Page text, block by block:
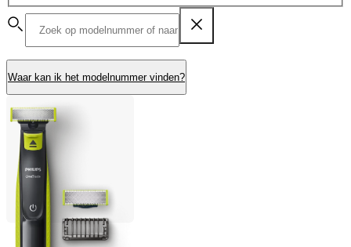
Waar kan ik het modelnummer vinden?